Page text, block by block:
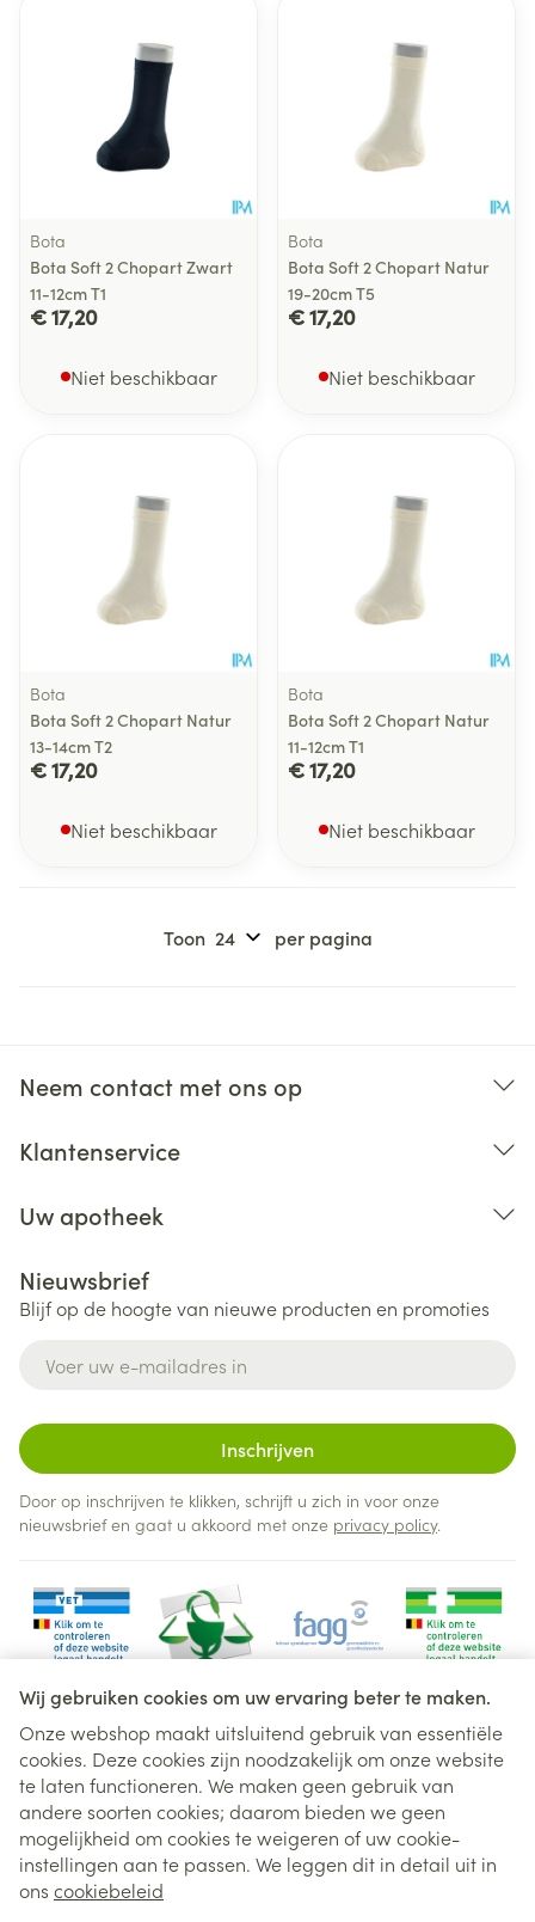
Wij gebruiken cookies om uw ervaring beter te maken.
Onze webshop maakt uitsluitend gebruik van essentiële
cookies. Deze cookies zijn noodzakelijk om onze website
te laten functioneren. We maken geen gebruik van
andere soorten cookies; daarom bieden we geen
mogelijkheid om cookies te weigeren of uw cookie-
instellingen aan te passen. We leggen dit in detail uit in
ons cookiebeleid
Bota
Bota Soft 2 Chopart Zwart
11-12cm T1
€ 17,20
Niet beschikbaar
Bota
Bota Soft 2 Chopart Natur
19-20cm T5
€ 17,20
Niet beschikbaar
Bota
Bota Soft 2 Chopart Natur
13-14cm T2
€ 17,20
Niet beschikbaar
Bota
Bota Soft 2 Chopart Natur
11-12cm T1
€ 17,20
Niet beschikbaar
Toon per pagina
Neem contact met ons op
Klantenservice
Uw apotheek
Nieuwsbrief
Blijf op de hoogte van nieuwe producten en promoties
Inschrijven
Door op inschrijven te klikken, schrijft u zich in voor onze
nieuwsbrief en gaat u akkoord met onze privacy policy.
Juridische links